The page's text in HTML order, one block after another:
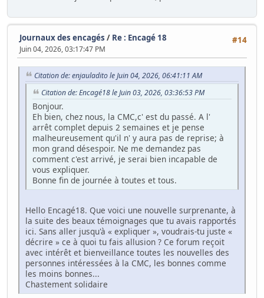
#14
Journaux des encagés / Re : Encagé 18
Juin 04, 2026, 03:17:47 PM
Citation de: enjauladito le Juin 04, 2026, 06:41:11 AM
Citation de: Encagé18 le Juin 03, 2026, 03:36:53 PM
Bonjour.
Eh bien, chez nous, la CMC,c' est du passé. A l'
arrêt complet depuis 2 semaines et je pense
malheureusement qu'il n' y aura pas de reprise; à
mon grand désespoir. Ne me demandez pas
comment c'est arrivé, je serai bien incapable de
vous expliquer.
Bonne fin de journée à toutes et tous.
Hello Encagé18. Que voici une nouvelle surprenante, à
la suite des beaux témoignages que tu avais rapportés
ici. Sans aller jusqu'à « expliquer », voudrais-tu juste «
décrire » ce à quoi tu fais allusion ? Ce forum reçoit
avec intérêt et bienveillance toutes les nouvelles des
personnes intéressées à la CMC, les bonnes comme
les moins bonnes...
Chastement solidaire